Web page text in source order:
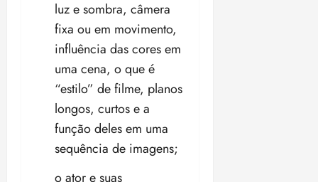
luz e sombra, câmera
fixa ou em movimento,
influência das cores em
uma cena, o que é
“estilo” de filme, planos
longos, curtos e a
função deles em uma
sequência de imagens;
o ator e suas